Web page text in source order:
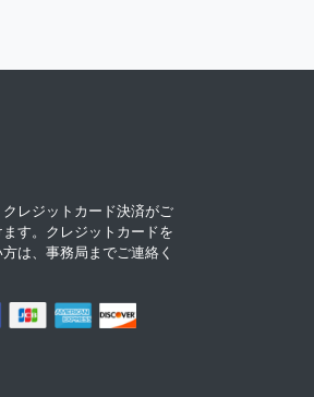
レジットカード決済がご
す。クレジットカードを
は、事務局までご連絡く